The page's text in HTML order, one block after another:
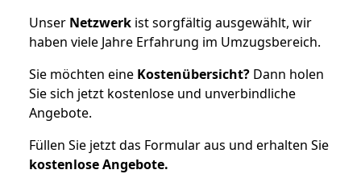
Unser Netzwerk ist sorgfältig ausgewählt, wir
haben viele Jahre Erfahrung im Umzugsbereich.
Sie möchten eine Kostenübersicht? Dann holen
Sie sich jetzt kostenlose und unverbindliche
Angebote.
Füllen Sie jetzt das Formular aus und erhalten Sie
kostenloseAngebote.